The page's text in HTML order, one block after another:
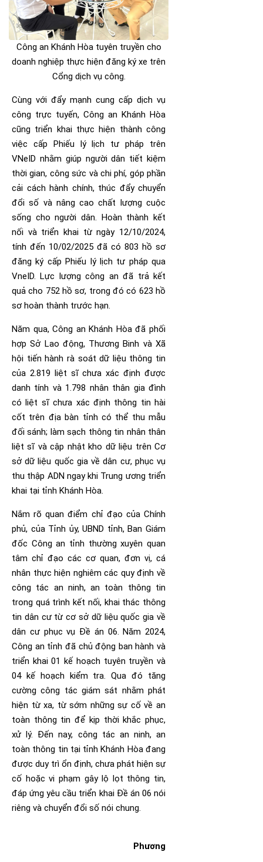
Công an Khánh Hòa tuyên truyền cho
doanh nghiệp thực hiện đăng ký xe trên
Cổng dịch vụ công.
Cùng với đẩy mạnh cung cấp dịch vụ
công trực tuyến, Công an Khánh Hòa
cũng triển khai thực hiện thành công
việc cấp Phiếu lý lịch tư pháp trên
VNeID nhằm giúp người dân tiết kiệm
thời gian, công sức và chi phí, góp phần
cải cách hành chính, thúc đẩy chuyển
đổi số và nâng cao chất lượng cuộc
sống cho người dân. Hoàn thành kết
nối và triển khai từ ngày 12/10/2024,
tính đến 10/02/2025 đã có 803 hồ sơ
đăng ký cấp Phiếu lý lịch tư pháp qua
VneID. Lực lượng công an đã trả kết
quả cho 752 hồ sơ, trong đó có 623 hồ
sơ hoàn thành trước hạn.
Năm qua, Công an Khánh Hòa đã phối
hợp Sở Lao động, Thương Binh và Xã
hội tiến hành rà soát dữ liệu thông tin
của 2.819 liệt sĩ chưa xác định được
danh tính và 1.798 nhân thân gia đình
có liệt sĩ chưa xác định thông tin hài
cốt trên địa bàn tỉnh có thể thu mẫu
đối sánh; làm sạch thông tin nhân thân
liệt sĩ và cập nhật kho dữ liệu trên Cơ
sở dữ liệu quốc gia về dân cư, phục vụ
thu thập ADN ngay khi Trung ương triển
khai tại tỉnh Khánh Hòa.
Nắm rõ quan điểm chỉ đạo của Chính
phủ, của Tỉnh ủy, UBND tỉnh, Ban Giám
đốc Công an tỉnh thường xuyên quan
tâm chỉ đạo các cơ quan, đơn vị, cá
nhân thực hiện nghiêm các quy định về
công tác an ninh, an toàn thông tin
trong quá trình kết nối, khai thác thông
tin dân cư từ cơ sở dữ liệu quốc gia về
dân cư phục vụ Đề án 06. Năm 2024,
Công an tỉnh đã chủ động ban hành và
triển khai 01 kế hoạch tuyên truyền và
04 kế hoạch kiểm tra. Qua đó tăng
cường công tác giám sát nhằm phát
hiện từ xa, từ sớm những sự cố về an
toàn thông tin để kịp thời khắc phục,
xử lý. Đến nay, công tác an ninh, an
toàn thông tin tại tỉnh Khánh Hòa đang
được duy trì ổn định, chưa phát hiện sự
cố hoặc vi phạm gây lộ lọt thông tin,
đáp ứng yêu cầu triển khai Đề án 06 nói
riêng và chuyển đổi số nói chung.
Phương